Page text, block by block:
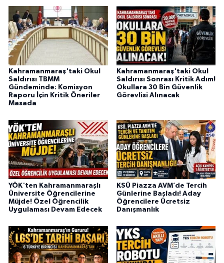
Kahramanmaraş'taki Okul
Saldırısı TBMM
Gündeminde: Komisyon
Raporu İçin Kritik Öneriler
Masada
Kahramanmaraş'taki Okul
Saldırısı Sonrası Kritik Adım!
Okullara 30 Bin Güvenlik
Görevlisi Alınacak
YÖK'ten Kahramanmaraşlı
Üniversite Öğrencilerine
Müjde! Özel Öğrencilik
Uygulaması Devam Edecek
KSÜ Piazza AVM’de Tercih
Günlerine Başladı! Aday
Öğrencilere Ücretsiz
Danışmanlık
KİTAP
HEDEF2020
OTOMOBİL
MİZAH
TARİH
Genel
Politika
YEREL
BÖLGEDEN
BİLİM TEKNOLOJİ